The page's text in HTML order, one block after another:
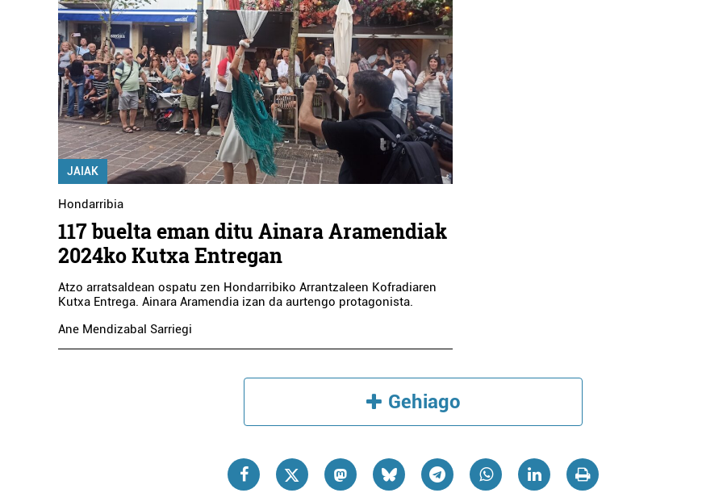
JAIAK
Hondarribia
117 buelta eman ditu Ainara Aramendiak
2024ko Kutxa Entregan
Atzo arratsaldean ospatu zen Hondarribiko Arrantzaleen Kofradiaren
Kutxa Entrega. Ainara Aramendia izan da aurtengo protagonista.
Ane Mendizabal Sarriegi
Gehiago
Errenteria-Orereta